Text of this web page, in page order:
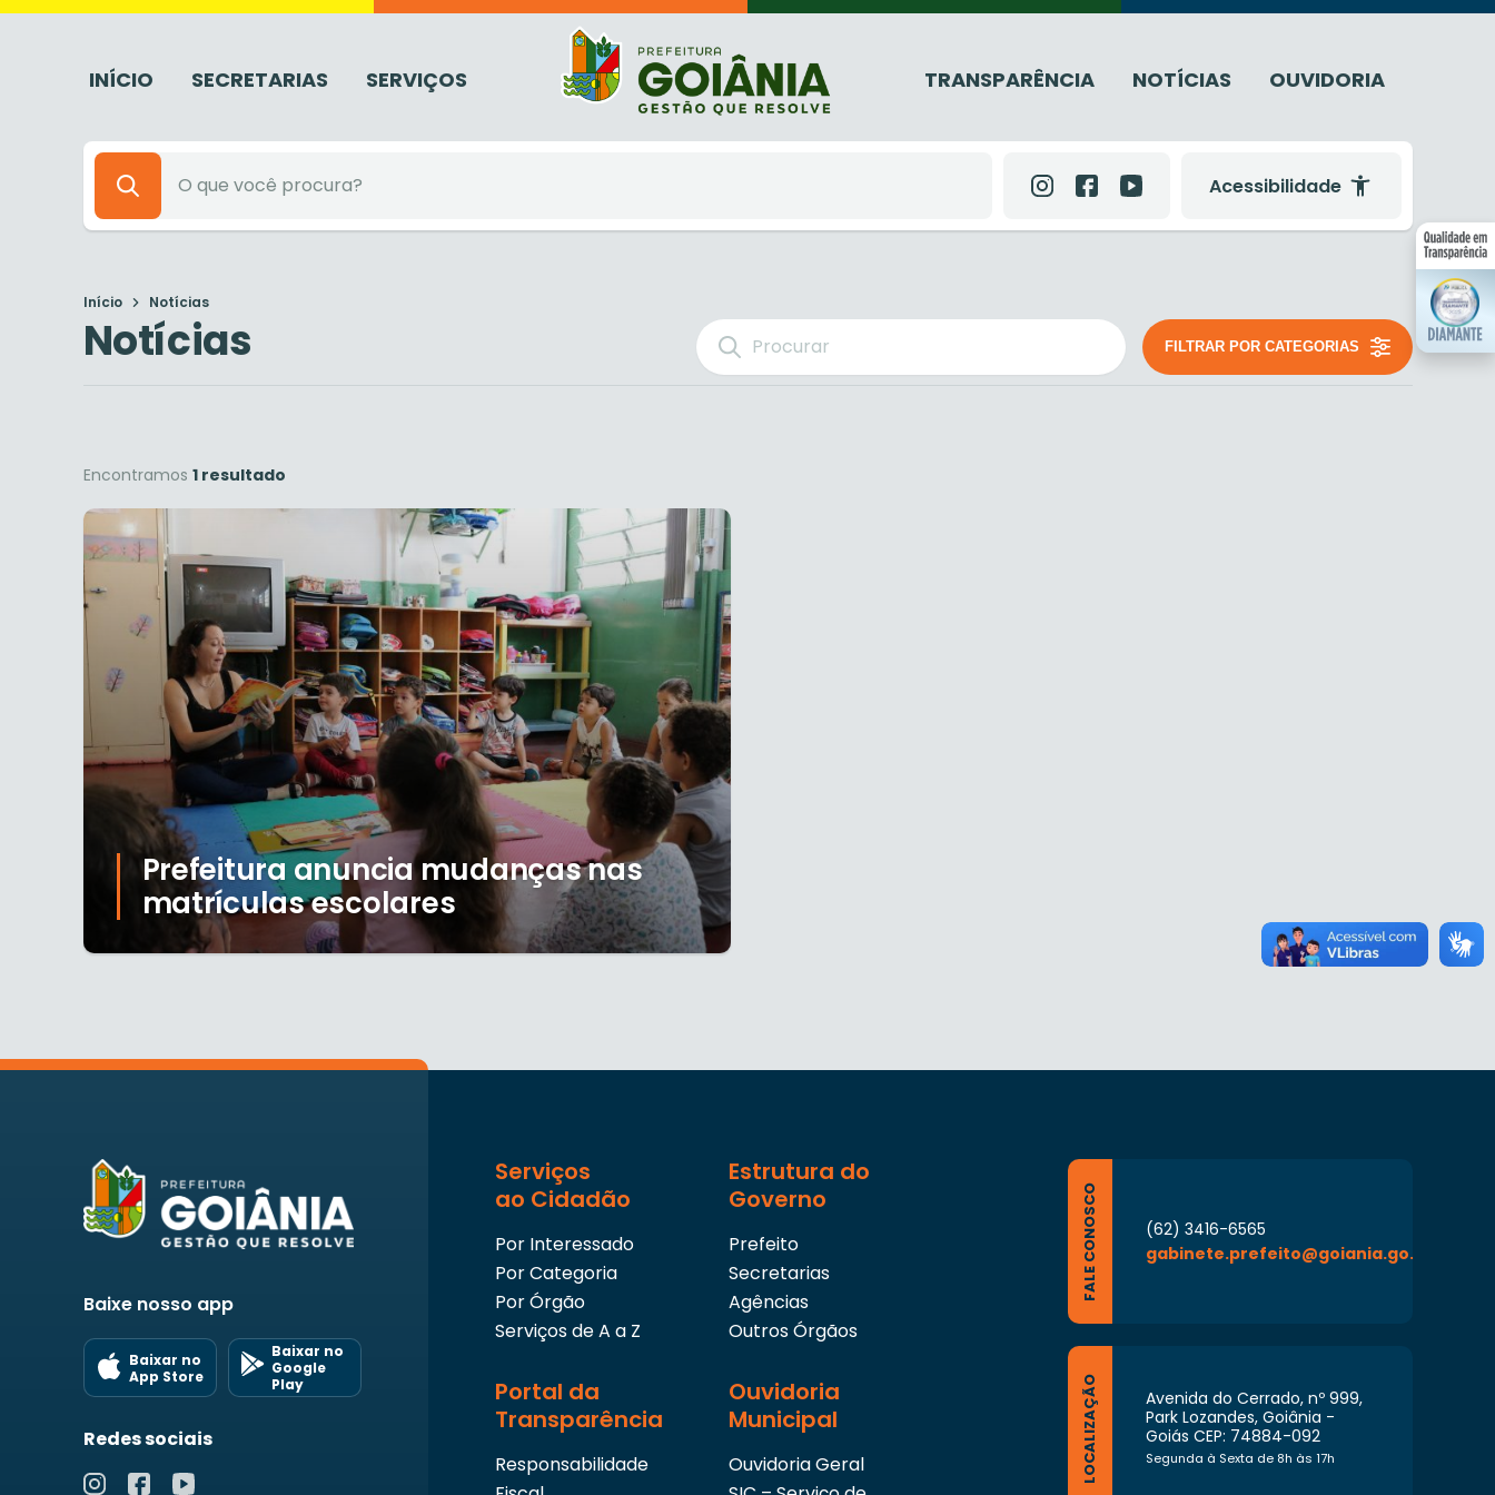
INÍCIO SECRETARIAS SERVIÇOS TRANSPARÊNCIA NOTÍCIAS OUVIDORIA
Acessibilidade
Início Notícias
Notícias FILTRAR POR CATEGORIAS
Encontramos 1 resultado
Prefeitura anuncia mudanças nas
matrículas escolares
Baixe nosso app
Baixar no
App Store
Baixar no
Google
Play
Redes sociais
Serviços
ao Cidadão
Por Interessado
Por Categoria
Por Órgão
Serviços de A a Z
Estrutura do
Governo
Prefeito
Secretarias
Agências
Outros Órgãos
Portal da
Transparência
Responsabilidade
Ouvidoria
Municipal
Ouvidoria Geral
FALE CONOSCO
(62) 3416-6565
gabinete.prefeito@goiania.go.gov.br
LOCALIZAÇÃO
Avenida do Cerrado, nº 999,
Park Lozandes, Goiânia -
Goiás CEP: 74884-092
Segunda à Sexta de 8h às 17h